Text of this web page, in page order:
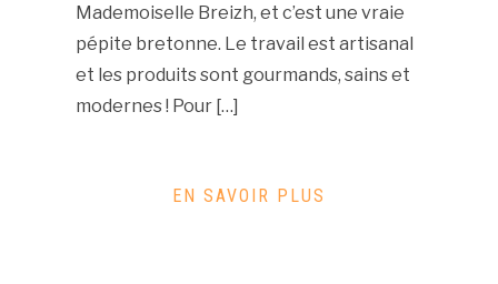
Mademoiselle Breizh, et c’est une vraie
pépite bretonne. Le travail est artisanal
et les produits sont gourmands, sains et
modernes ! Pour […]
EN SAVOIR PLUS